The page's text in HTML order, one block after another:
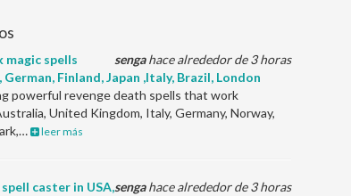
sengahace alrededor de 3 horas
magic spells
Finland, Japan ,Italy, Brazil, London
powerful revenge death spells that work
United Kingdom, Italy, Germany, Norway,
leer más
sengahace alrededor de 3 horas
caster in USA,